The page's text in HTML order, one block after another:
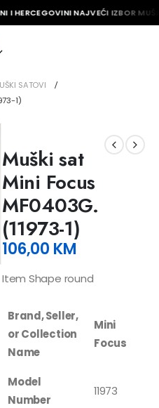
I HERCEGOVINI NAJVEĆI IZBOR
SATOVI
1)
Muški sat
Mini Focus
MF0403G.
(11973-1)
106,00 KM
Item Shape round
Brand, Seller,
or Collection
Name
Mini
Focus
Model
Number
11973